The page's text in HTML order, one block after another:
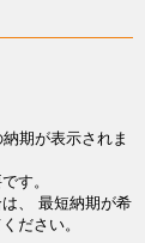
期が表示されま
す。
、 最短納期が希
ださい。